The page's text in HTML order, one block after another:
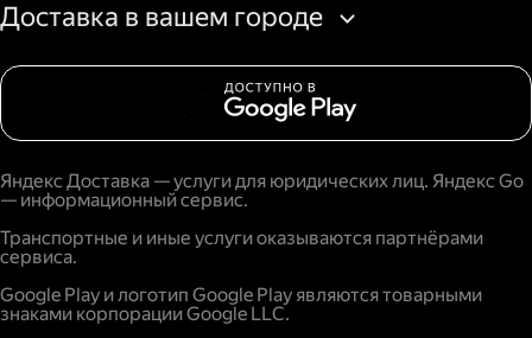
Доставка в вашем городе
Яндекс Доставка — услуги для юридических лиц. Яндекс Go
— информационный сервис.
Транспортные и иные услуги оказываются партнёрами
сервиса.
Google Play и логотип Google Play являются товарными
знаками корпорации Google LLC.